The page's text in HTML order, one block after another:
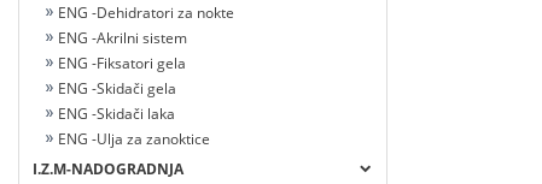
ENG -Dehidratori za nokte
ENG -Akrilni sistem
ENG -Fiksatori gela
ENG -Skidači gela
ENG -Skidači laka
ENG -Ulja za zanoktice
I.Z.M-NADOGRADNJA